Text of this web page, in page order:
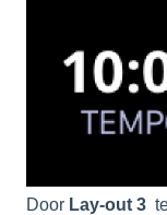
Door Lay-out 3